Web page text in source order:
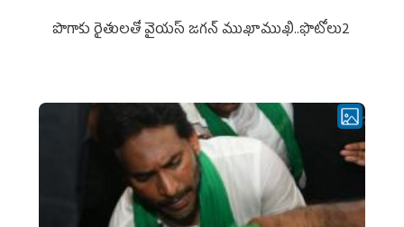
పొగాకు రైతుల‌తో వైయ‌స్ జ‌గ‌న్ ముఖాముఖి..ఫొటోలు2